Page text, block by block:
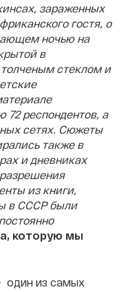
зараженных
гостя, о
ночью на
в
стеклом и
72 респондентов, а
сетях. Сюжеты
также в
и дневниках
из книги,
в СССР были
которую мы
один из самых